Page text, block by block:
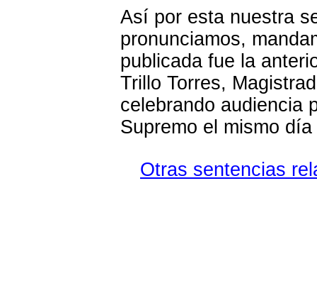
Así por esta nuestra
pronunciamos,
publicada fue la
Trillo Torres,
celebrando audiencia
Supremo el mismo
Otras sentencias